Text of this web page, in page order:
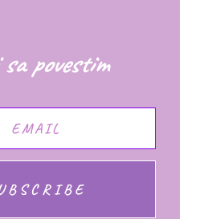
povestim